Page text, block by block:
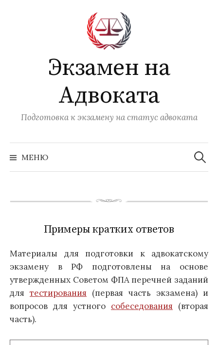
Экзамен на
Адвоката
Подготовка к экзамену на статус адвоката
МЕНЮ
Найти:
Примеры кратких ответов
Материалы для подготовки к адвокатскому
экзамену в РФ подготовлены на основе
утвержденных Советом ФПА перечней заданий
для тестирования (первая часть экзамена) и
вопросов для устного собеседования (вторая
часть).